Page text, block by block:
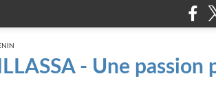
- Une passion